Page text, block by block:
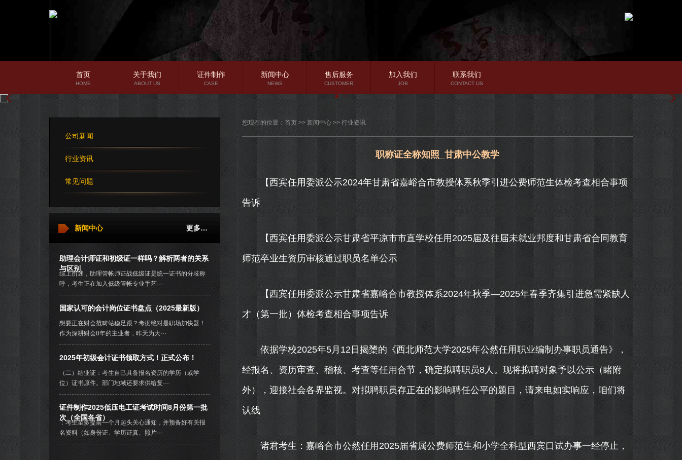
行业资讯
常见问题
首页
HOME
关于我们
ABOUT US
证件制作
CASE
新闻中心
NEWS
售后服务
CUSTOMER
加入我们
JOB
联系我们
CONTACT US
公司新闻
行业资讯
常见问题
更多…
新闻中心
助理会计师证和初级证一样吗？解析两者的关系
与区别
综上所述，助理管帐师证战低级证是统一证书的分歧称
呼，考生正在加入低级管帐专业手艺···
国家认可的会计岗位证书盘点（2025最新版）
想要正在财会范畴站稳足跟？考据绝对是职场加快器！
作为深耕财会8年的主业者，昨天为大···
2025年初级会计证书领取方式！正式公布！
（二）结业证：考生自己具备报名资历的学历（或学
位）证书原件。部门地域还要求供给复···
证件制作2025低压电工证考试时间8月份第一批
次（全国各省）
：考生至多提前一个月起头关心通知，并预备好有关报
名资料（如身份证、学历证真、照片···
您现在的位置： 首页 >> 新闻中心 >> 行业资讯
职称证全称知照_甘肃中公教学
【西宾任用委派公示2024年甘肃省嘉峪合市教授体系秋季引进公费师范生体检考查相合事项
告诉
【西宾任用委派公示甘肃省平凉市市直学校任用2025届及往届未就业邦度和甘肃省合同教育
师范卒业生资历审核通过职员名单公示
【西宾任用委派公示甘肃省嘉峪合市教授体系2024年秋季—2025年春季齐集引进急需紧缺人
才（第一批）体检考查相合事项告诉
依据学校2025年5月12日揭橥的《西北师范大学2025年公然任用职业编制办事职员通告》，
经报名、资历审查、稽核、考查等任用合节，确定拟聘职员8人。现将拟聘对象予以公示（睹附
外），迎接社会各界监视。对拟聘职员存正在的影响聘任公平的题目，请来电如实响应，咱们将
认线
诸君考生：嘉峪合市公然任用2025届省属公费师范生和小学全科型西宾口试办事一经停止，